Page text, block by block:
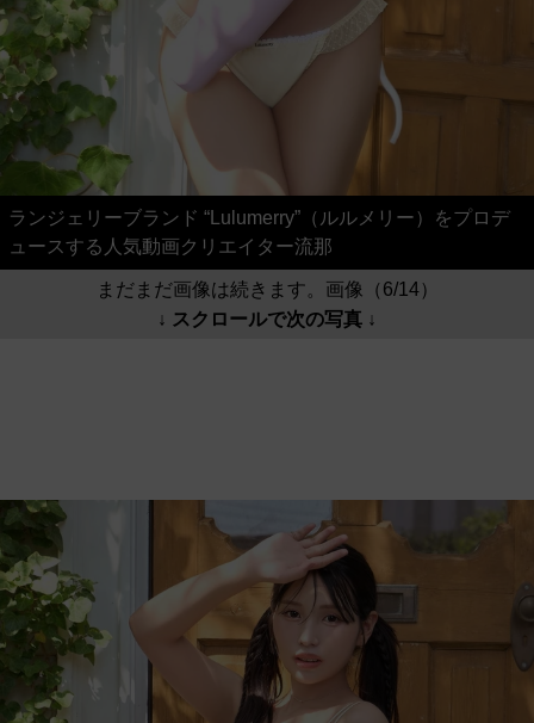
ランジェリーブランド “Lulumerry”（ルルメリー）をプロデ
ュースする人気動画クリエイター流那
まだまだ画像は続きます。画像（6/14）
↓ スクロールで次の写真 ↓